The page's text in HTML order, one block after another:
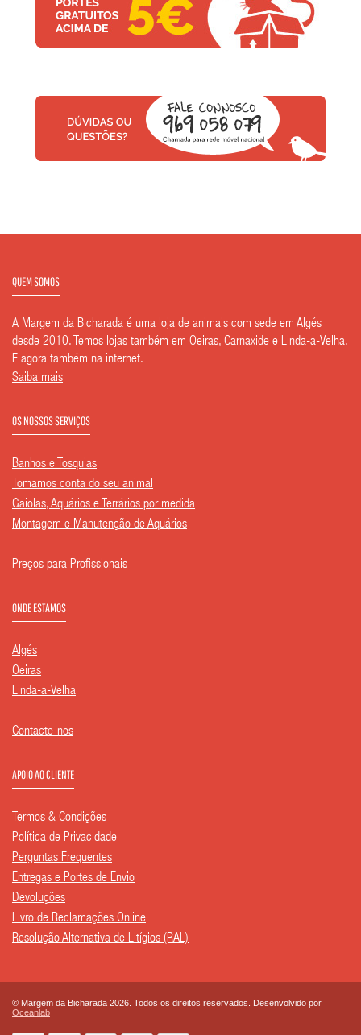
QUEM SOMOS
A Margem da Bicharada é uma loja de animais com sede em Algés
desde 2010. Temos lojas também em Oeiras, Carnaxide e Linda-a-Velha.
E agora também na internet.
Saiba mais
OS NOSSOS SERVIÇOS
Banhos e Tosquias
Tomamos conta do seu animal
Gaiolas, Aquários e Terrários por medida
Montagem e Manutenção de Aquários
Preços para Profissionais
ONDE ESTAMOS
Algés
Oeiras
Linda-a-Velha
Contacte-nos
APOIO AO CLIENTE
Termos & Condições
Política de Privacidade
Perguntas Frequentes
Entregas e Portes de Envio
Devoluções
Livro de Reclamações Online
Resolução Alternativa de Litígios (RAL)
© Margem da Bicharada 2026. Todos os direitos reservados. Desenvolvido por
Oceanlab